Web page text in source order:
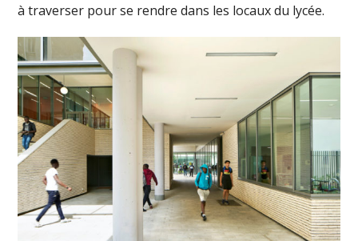
à traverser pour se rendre dans les locaux du lycée.